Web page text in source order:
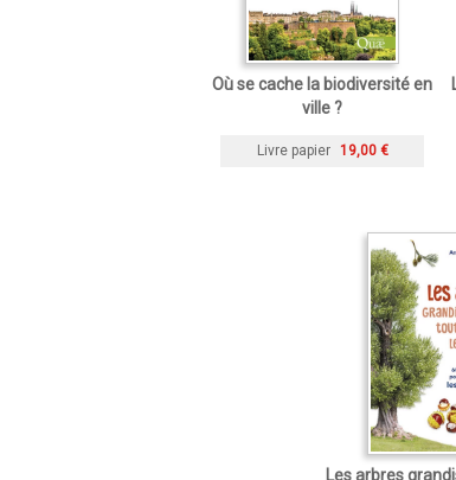
Où se cache la biodiversité en
ville ?
Livre papier 19,00 €
Les arbres